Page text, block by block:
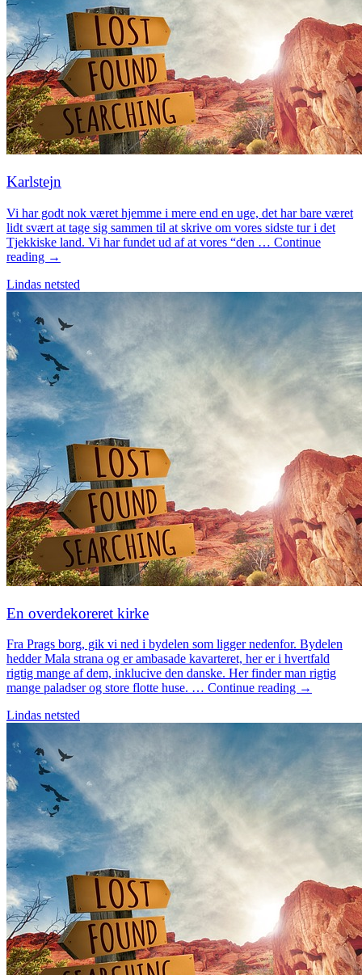
Karlstejn
Vi har godt nok været hjemme i mere end en uge, det har bare været
lidt svært at tage sig sammen til at skrive om vores sidste tur i det
Tjekkiske land. Vi har fundet ud af at vores “den … Continue
reading →
Lindas netsted
En overdekoreret kirke
Fra Prags borg, gik vi ned i bydelen som ligger nedenfor. Bydelen
hedder Mala strana og er ambasade kavarteret, her er i hvertfald
rigtig mange af dem, inklucive den danske. Her finder man rigtig
mange paladser og store flotte huse. … Continue reading →
Lindas netsted